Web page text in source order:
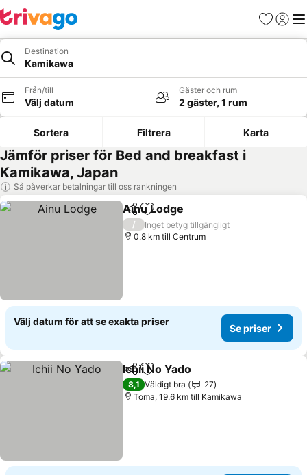
Favoriter
Logga
Destination
Kamikawa
Från/till
Välj datum
Gäster och rum
2 gäster, 1 rum
Sortera Filtrera Karta
Jämför priser för Bed and breakfast i
Kamikawa, Japan
Så påverkar betalningar till oss rankningen
Dela Lägg till i Mina Favoriter
Ainu Lodge
/
Inget betyg tillgängligt
0.8 km till Centrum
Välj datum för att se exakta priser
Se priser
Dela Lägg till i Mina Favoriter
Ichii No Yado
8,1 Väldigt bra
27
Toma, 19.6 km till Kamikawa